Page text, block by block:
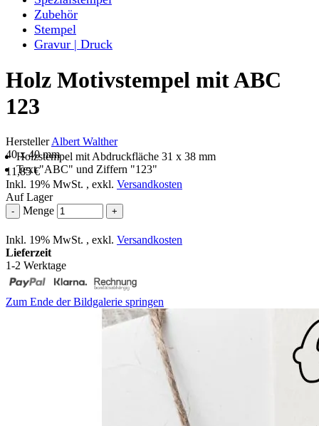
Zubehör
Stempel
Gravur | Druck
Holz Motivstempel mit ABC
123
HerstellerAlbert Walther
40 x 40 mm
Holzstempel mit Abdruckfläche 31 x 38 mm
Text "ABC" und Ziffern "123"
11,85 €
Inkl. 19% MwSt. , exkl. Versandkosten
Auf Lager
- Menge +
Inkl. 19% MwSt. , exkl. Versandkosten
Lieferzeit
1-2 Werktage
Zum Ende der Bildgalerie springen